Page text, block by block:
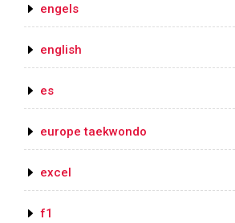
engels
english
es
europe taekwondo
excel
f1